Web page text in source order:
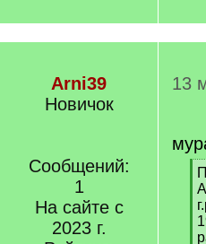
Arni39
Новичок
Сообщений:
1
На сайте с
2023 г.
13
[
q
]